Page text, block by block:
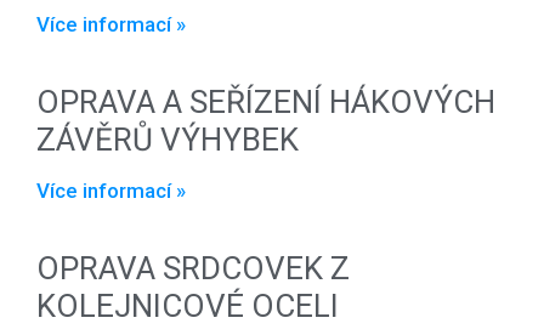
Více informací »
OPRAVA A SEŘÍZENÍ HÁKOVÝCH
ZÁVĚRŮ VÝHYBEK
Více informací »
OPRAVA SRDCOVEK Z
KOLEJNICOVÉ OCELI